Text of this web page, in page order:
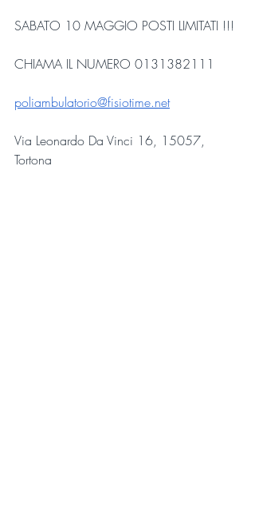
SABATO 10 MAGGIO POSTI LIMITATI !!!
CHIAMA IL NUMERO 0131382111
poliambulatorio@fisiotime.net
Via Leonardo Da Vinci 16, 15057,
Tortona